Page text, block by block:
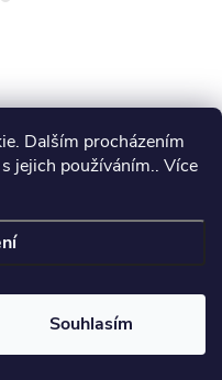
Dalším procházením
jejich používáním.. Více
Souhlasím
kupelne-online.sk
práva vyhrazena.